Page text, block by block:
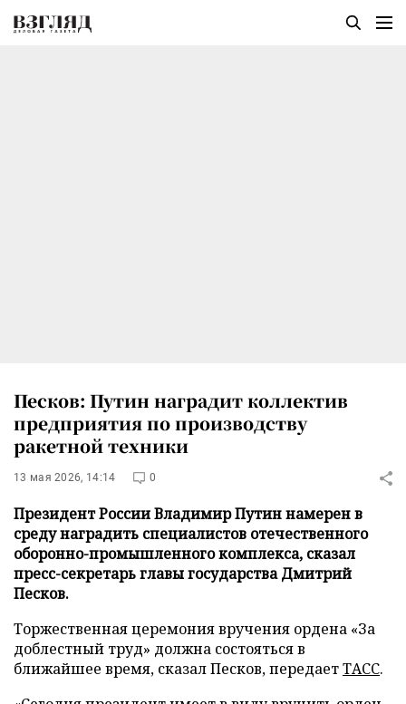
Песков: Путин наградит коллектив
предприятия по производству
ракетной техники
13 мая 2026, 14:14 0
Президент России Владимир Путин намерен в
среду наградить специалистов отечественного
оборонно-промышленного комплекса, сказал
пресс-секретарь главы государства Дмитрий
Песков.
Торжественная церемония вручения ордена «За
доблестный труд» должна состояться в
ближайшее время, сказал Песков, передаетТАСС.